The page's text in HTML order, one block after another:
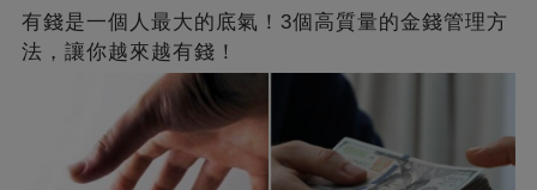
有錢是一個人最大的底氣！3個高質量的金錢管理方
法，讓你越來越有錢！